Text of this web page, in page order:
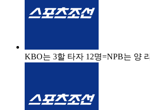
KBO는 3할 타자 12명=NPB는 양